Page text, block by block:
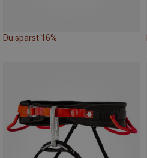
Du sparst 16%